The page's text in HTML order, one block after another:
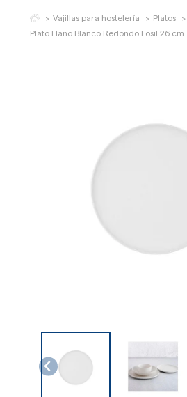
Vajillas para hostelería
Platos
Plato Llano Blanco Redondo Fosil 26 cm.